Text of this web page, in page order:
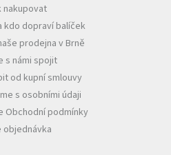
nakupovat
kdo dopraví balíček
prodejna v Brně
s námi spojit
od kupní smlouvy
s osobními údaji
Obchodní podmínky
objednávka